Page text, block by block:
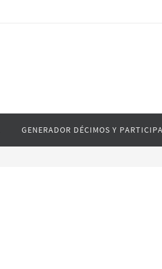
GENERADOR DÉCIMOS Y